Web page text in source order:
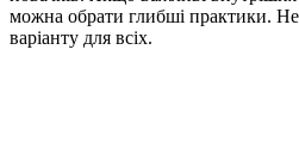
можна обрати глибші практики.
варіанту для всіх.